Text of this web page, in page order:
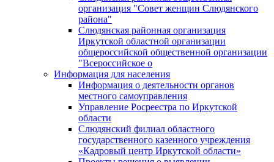
организация "Совет женщин Слюдянского
района"
Слюдянская районная организация
Иркутской областной организации
общероссийской общественной организации
"Всероссийское о
Информация для населения
Информация о деятельности органов
местного самоуправления
Управление Росреестра по Иркутской
области
Слюдянский филиал областного
государственного казенного учреждения
«Кадровый центр Иркутской области»